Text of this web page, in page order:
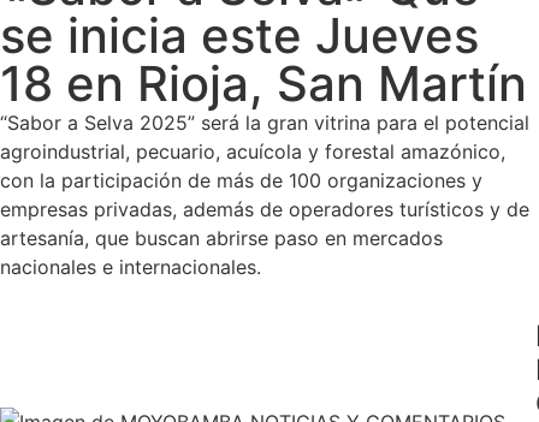
se inicia este Jueves
18 en Rioja, San Martín
“Sabor a Selva 2025” será la gran vitrina para el potencial
agroindustrial, pecuario, acuícola y forestal amazónico,
con la participación de más de 100 organizaciones y
empresas privadas, además de operadores turísticos y de
artesanía, que buscan abrirse paso en mercados
nacionales e internacionales.